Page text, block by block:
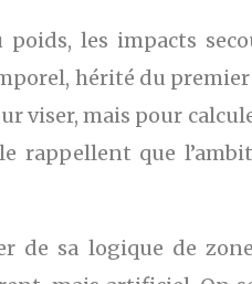
les impacts
hérité du
viser, mais pour
rappellent que
sa logique de